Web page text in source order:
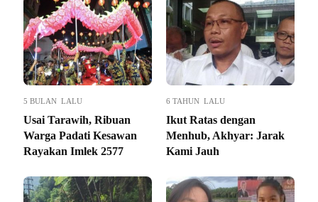
5 BULAN LALU
Usai Tarawih, Ribuan
Warga Padati Kesawan
Rayakan Imlek 2577
6 TAHUN LALU
Ikut Ratas dengan
Menhub, Akhyar: Jarak
Kami Jauh